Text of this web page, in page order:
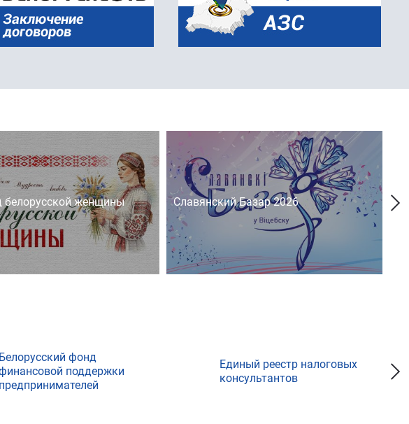
белорусской женщины Славянский Базар 2026
Белорусский фонд
поддержки
предпринимателей
Единый реестр налоговых
консультантов